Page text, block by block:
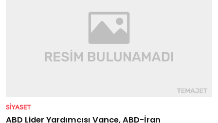
SIYASET
ABD Lider Yardımcısı Vance, ABD-İran